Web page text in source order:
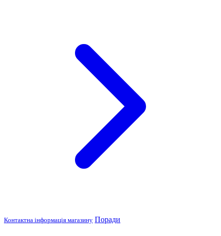
Контактна інформація магазину Поради